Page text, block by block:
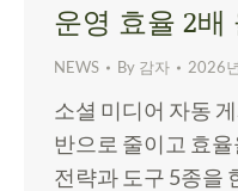
운영 효율 2
NEWS By 감자 2026
소셜 미디어 자동
반으로 줄이고 효
전략과 도구 5종을